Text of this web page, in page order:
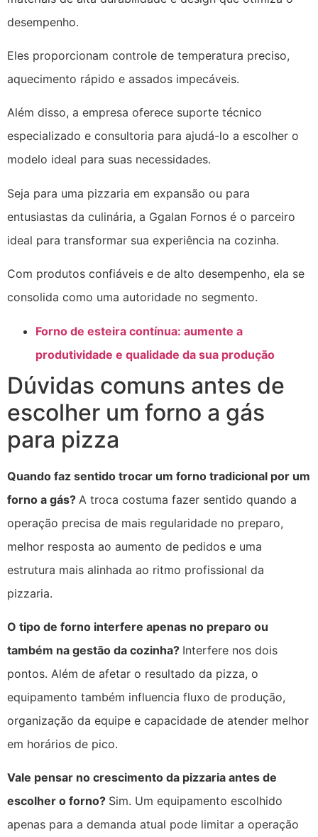
desempenho.
Eles proporcionam controle de temperatura preciso,
aquecimento rápido e assados impecáveis.
Além disso, a empresa oferece suporte técnico
especializado e consultoria para ajudá-lo a escolher o
modelo ideal para suas necessidades.
Seja para uma pizzaria em expansão ou para
entusiastas da culinária, a Ggalan Fornos é o parceiro
ideal para transformar sua experiência na cozinha.
Com produtos confiáveis e de alto desempenho, ela se
consolida como uma autoridade no segmento.
Forno de esteira contínua: aumente a
produtividade e qualidade da sua produção
Dúvidas comuns antes de
escolher um forno a gás
para pizza
Quando faz sentido trocar um forno tradicional por um
forno a gás? A troca costuma fazer sentido quando a
operação precisa de mais regularidade no preparo,
melhor resposta ao aumento de pedidos e uma
estrutura mais alinhada ao ritmo profissional da
pizzaria.
O tipo de forno interfere apenas no preparo ou
também na gestão da cozinha? Interfere nos dois
pontos. Além de afetar o resultado da pizza, o
equipamento também influencia fluxo de produção,
organização da equipe e capacidade de atender melhor
em horários de pico.
Vale pensar no crescimento da pizzaria antes de
escolher o forno? Sim. Um equipamento escolhido
apenas para a demanda atual pode limitar a operação